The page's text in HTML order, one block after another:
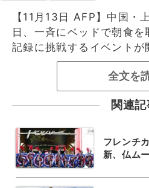
【11月13日 AFP】中国・
日、一斉にベッドで朝食
記録に挑戦するイベントが
全文を
関連記
フレンチ
新、仏ム